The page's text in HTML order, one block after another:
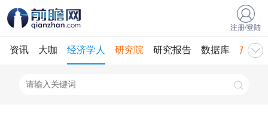
注册/登陆
资讯 大咖 经济学人 研究院 研究报告 数据库 产业